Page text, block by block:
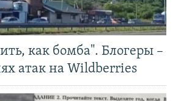
как бомба". Блогеры –
атак на Wildberries